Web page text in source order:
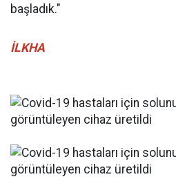
başladık."
İLKHA